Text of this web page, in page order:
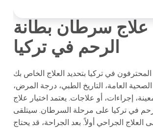
علاج سرطان بطانة
الرحم في تركيا
في تركيا بتحديد العلاج الخاص بك
العامة، التاريخ الطبي، درجة المرض،
إجراءات، أو علاجات. يعتمد اختيار علاج
في تركيا على مرحلة السرطان. سيتلقى
الجراحي أولاً. بعد الجراحة، قد يحتاج